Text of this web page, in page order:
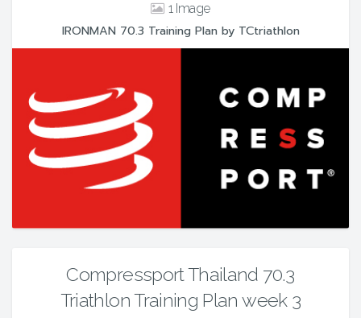
1
IRONMAN 70.3 Training Plan by TCtriathlon
Compressport Thailand 70.3
Triathlon Training Plan week 3